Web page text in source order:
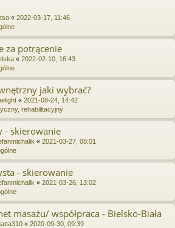
« 2022-03-17, 11:46
za potrącenie
« 2022-02-10, 16:43
jaki wybrać?
« 2021-08-24, 14:42
rehabilitacyjny
- skierowanie
« 2021-03-27, 08:01
- skierowanie
« 2021-03-26, 13:02
masażu/ współpraca - Bielsko-Biała
« 2020-09-30, 09:39